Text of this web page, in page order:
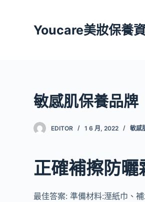
Youcare美妝保養
敏感肌保養品牌
EDITOR 1 6 月, 2022 敏感
正確補擦防曬
最佳答案: 準備材料:溼紙巾、